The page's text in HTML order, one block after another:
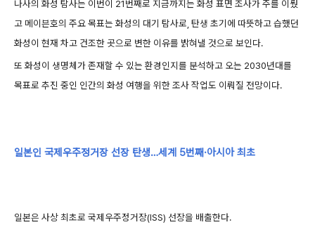
나사의 화성 탐사는 이번이 21번째로 지금까지는 화성 표면 조사가 주를 이뤘
고 메이븐호의 주요 목표는 화성의 대기 탐사로, 탄생 초기에 따뜻하고 습했던
화성이 현재 차고 건조한 곳으로 변한 이유를 밝혀낼 것으로 보인다.
또 화성이 생명체가 존재할 수 있는 환경인지를 분석하고 오는 2030년대를
목표로 추진 중인 인간의 화성 여행을 위한 조사 작업도 이뤄질 전망이다.
일본인 국제우주정거장 선장 탄생…세계 5번째·아시아 최초
일본은 사상 최초로 국제우주정거장(ISS) 선장을 배출한다.